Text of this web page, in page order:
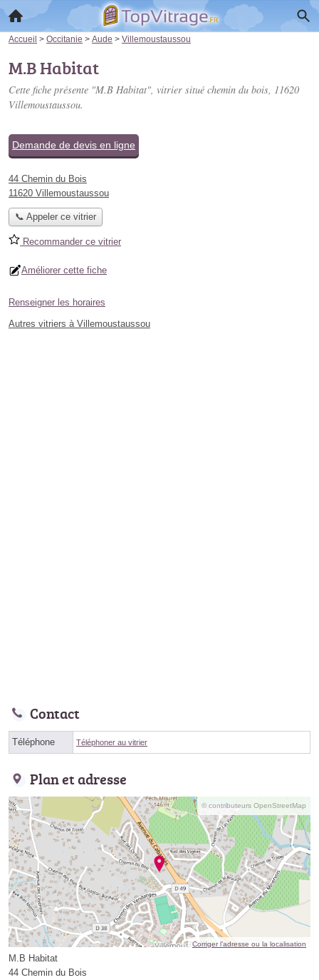
Accueil > Occitanie > Aude > Villemoustaussou
M.B Habitat
Cette fiche présente "M.B Habitat", vitrier situé chemin du bois, 11620
Villemoustaussou.
Demande de devis en ligne
44 Chemin du Bois
11620 Villemoustaussou
📞 Appeler ce vitrier
Recommander ce vitrier
Améliorer cette fiche
Renseigner les horaires
Autres vitriers à Villemoustaussou
Contact
Téléphone Téléphoner au vitrier
Plan et adresse
© contributeurs OpenStreetMap
Corriger l’adresse ou la localisation
M.B Habitat
44 Chemin du Bois